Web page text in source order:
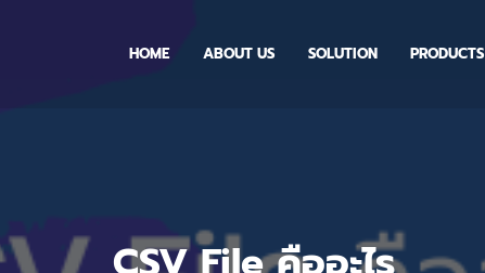
HOME ABOUT US SOLUTION PRODUCTS